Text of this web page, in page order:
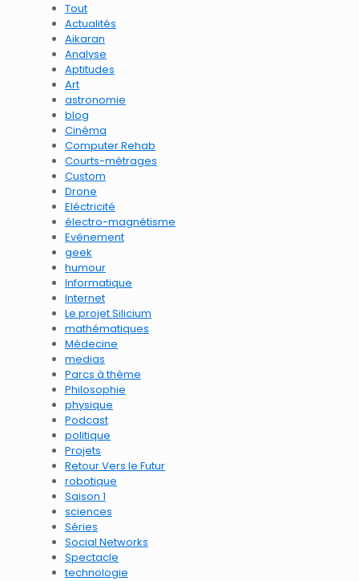
Tout
Actualités
Aikaran
Analyse
Aptitudes
Art
astronomie
blog
Cinéma
Computer Rehab
Courts-métrages
Custom
Drone
Eléctricité
électro-magnétisme
Evénement
geek
humour
Informatique
Internet
Le projet Silicium
mathématiques
Médecine
medias
Parcs à thème
Philosophie
physique
Podcast
politique
Projets
Retour Vers le Futur
robotique
Saison 1
sciences
Séries
Social Networks
Spectacle
technologie